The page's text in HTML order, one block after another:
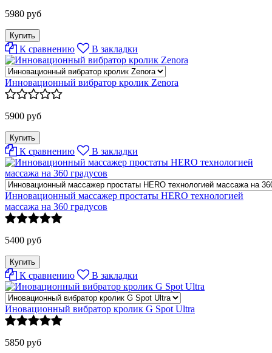
5980 руб
К сравнению В закладки
Инновационный вибратор кролик Zenora
5900 руб
К сравнению В закладки
Инновационный масcажер простаты HERO технологией
массажа на 360 градусов
5400 руб
К сравнению В закладки
Иновационный вибратор кролик G Spot Ultra
5850 руб